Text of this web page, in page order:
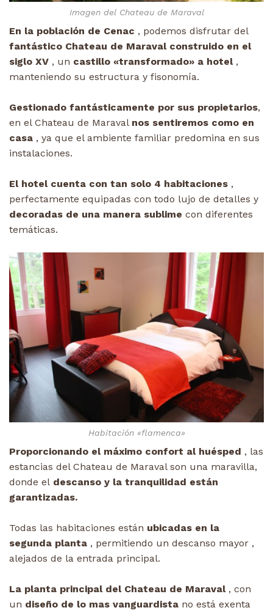
Imagen del Chateau de Maraval
En la población de Cenac , podemos disfrutar del
fantástico Chateau de Maraval construido en el
siglo XV , un castillo «transformado» a hotel,
manteniendo su estructura y fisonomía.
Gestionado fantásticamente por sus propietarios,
en el Chateau de Maraval nos sentiremos como en
casa , ya que el ambiente familiar predomina en sus
instalaciones.
El hotel cuenta con tan solo 4 habitaciones ,
perfectamente equipadas con todo lujo de detalles y
decoradas de una manera sublime con diferentes
temáticas.
Habitación «flamenca»
Proporcionando el máximo confort al huésped , las
estancias del Chateau de Maraval son una maravilla,
donde el descanso y la tranquilidad están
garantizadas.
Todas las habitaciones están ubicadas en la
segunda planta , permitiendo un descanso mayor ,
alejados de la entrada principal.
La planta principal del Chateau de Maraval, con
un diseño de lo mas vanguardista no está exenta